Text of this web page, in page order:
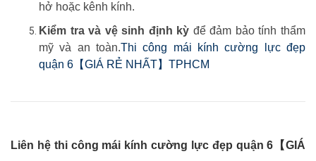
hở hoặc kênh kính.
Kiểm tra và vệ sinh định kỳ để đảm bảo tính thẩm
mỹ và an toàn.Thi công mái kính cường lực đẹp
quận 6【GIÁ RẺ NHẤT】TPHCM
Liên hệ thi công mái kính cường lực đẹp quận 6【GIÁ